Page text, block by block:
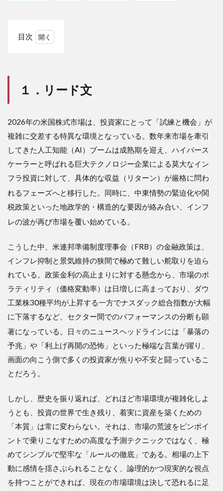
目次
2
3
解説
3.1
2026
年米
場の
現在
地：
とイ
ンフ
レの
波
3.2
鉄則
1：基
礎の
総復
（長
期・
積
立・
を徹
底す
る）
3.3
鉄則
2：マ
クロ
環境
の俯
１．リード文
2026年の米国株式市場は、投資家にとって「試練と機会」が
複雑に交差する特異な環境となっている。数年来市場を牽引
してきた人工知能（AI）ブームは成熟期を迎え、ハイパース
ケーラーと呼ばれる巨大テクノロジー企業による莫大なイン
フラ投資に対して、具体的な収益（リターン）が厳格に問わ
れるフェーズへと移行した 。同時に、中東情勢の緊迫化や関
税政策といった地政学的・構造的な要因が絡み合い、インフ
レの波が再び市場を覆い始めている 。
こうした中、米連邦準備制度理事会（FRB）の金融政策は、
インフレ抑制と景気維持の狭間で極めて難しい舵取りを迫ら
れている。政策金利の高止まりに対する懸念から、市場のボ
ラティリティ（価格変動率）は日増しに高まっており、ダウ
工業株30種平均が上昇する一方でナスダック総合指数が大幅
に下落するなど、セクター間でのパフォーマンスの分断も顕
著になっている 。日々のニュースヘッドラインには「暴落の
予兆」や「利上げ再開の恐怖」といった極端な言葉が躍り、
画面の向こう側で多くの投資家が焦りや不安と闘っているこ
とだろう。
しかし、歴史を振り返れば、どれほど市場環境が複雑化しよ
うとも、投資の世界で生き残り、着実に資産を築くための
「本質」は常に変わらない。それは、市場の荒波をピンポイ
ントで乗りこなすための高度な予測テクニックではなく、極
めてシンプルで堅牢な「ルールの徹底」である。相場の上下
動に感情を揺さぶられることなく、論理的かつ現実的な視点
を持つことができれば、現在の市場環境は決して恐れるに足